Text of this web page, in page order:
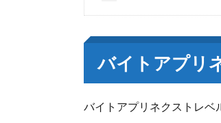
バイトアプリ
バイトアプリネクストレベ